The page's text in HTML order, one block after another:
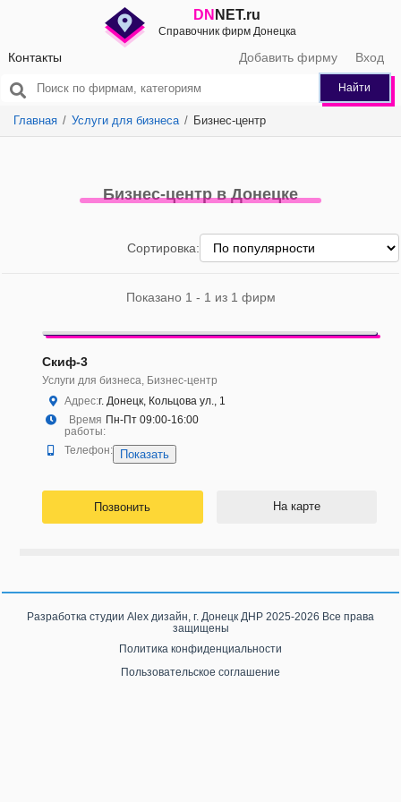
DN NET.ru
Справочник фирм Донецка
Контакты Добавить фирму Вход
Найти
Главная Услуги для бизнеса Бизнес‑центр
Бизнес‑центр в Донецке
Сортировка:
Показано 1 - 1 из 1 фирм
Скиф-3
Услуги для бизнеса, Бизнес‑центр
Адрес:г. Донецк, Кольцова ул., 1
Время
работы:
Пн-Пт 09:00-16:00
Телефон: Показать
Позвонить На карте
Разработка студии Alex дизайн, г. Донецк ДНР 2025-2026 Все права
защищены
Политика конфиденциальности
Пользовательское соглашение